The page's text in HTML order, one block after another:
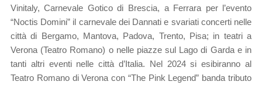
Vinitaly, Carnevale Gotico di Brescia, a Ferrara per l’evento
“Noctis Domini” il carnevale dei Dannati e svariati concerti nelle
città di Bergamo, Mantova, Padova, Trento, Pisa; in teatri a
Verona (Teatro Romano) o nelle piazze sul Lago di Garda e in
tanti altri eventi nelle città d’Italia. Nel 2024 si esibiranno al
Teatro Romano di Verona con “The Pink Legend” banda tributo